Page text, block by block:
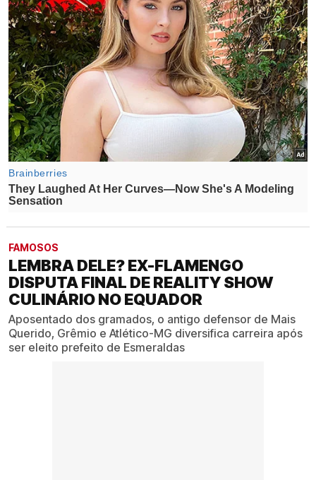
FAMOSOS
LEMBRA DELE? EX-FLAMENGO
DISPUTA FINAL DE REALITY SHOW
CULINÁRIO NO EQUADOR
Aposentado dos gramados, o antigo defensor de Mais
Querido, Grêmio e Atlético-MG diversifica carreira após
ser eleito prefeito de Esmeraldas